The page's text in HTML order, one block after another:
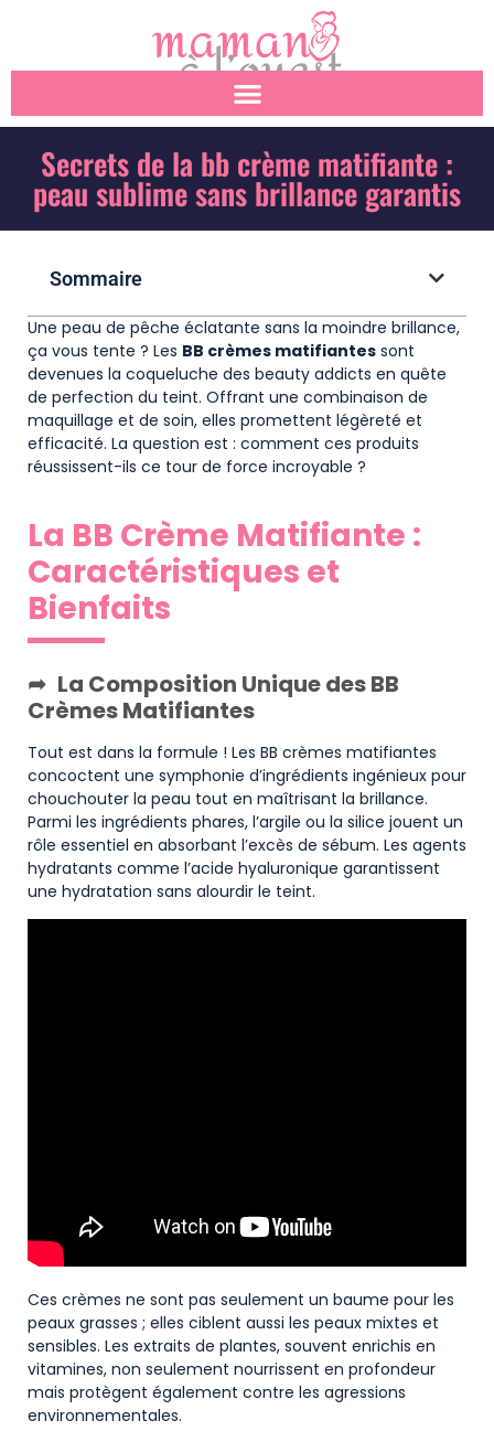
Secrets de la bb crème matifiante :
peau sublime sans brillance garantis
Sommaire
Une peau de pêche éclatante sans la moindre brillance,
ça vous tente ? Les BB crèmes matifiantes sont
devenues la coqueluche des beauty addicts en quête
de perfection du teint. Offrant une combinaison de
maquillage et de soin, elles promettent légèreté et
efficacité. La question est : comment ces produits
réussissent-ils ce tour de force incroyable ?
La BB Crème Matifiante :
Caractéristiques et
Bienfaits
La Composition Unique des BB
Crèmes Matifiantes
Tout est dans la formule ! Les BB crèmes matifiantes
concoctent une symphonie d’ingrédients ingénieux pour
chouchouter la peau tout en maîtrisant la brillance.
Parmi les ingrédients phares, l’argile ou la silice jouent un
rôle essentiel en absorbant l’excès de sébum. Les agents
hydratants comme l’acide hyaluronique garantissent
une hydratation sans alourdir le teint.
Ces crèmes ne sont pas seulement un baume pour les
peaux grasses ; elles ciblent aussi les peaux mixtes et
sensibles. Les extraits de plantes, souvent enrichis en
vitamines, non seulement nourrissent en profondeur
mais protègent également contre les agressions
environnementales.